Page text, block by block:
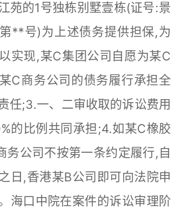
苑的1号独栋别墅壹栋(证号:景
**号)为上述债务提供担保,为
实现,某C集团公司自愿为某C
C商务公司的债务履行承担全
任;3.一、二审收取的诉讼费用
的比例共同承担;4.如某C橡胶
务公司不按第一条约定履行,自
日,香港某B公司即可向法院申
海口中院在案件的诉讼审理阶